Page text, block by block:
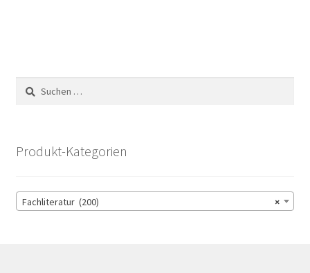
Suchen
nach:
Produkt-Kategorien
×
Fachliteratur (200)